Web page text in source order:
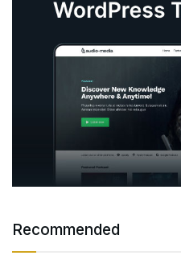
Recommended